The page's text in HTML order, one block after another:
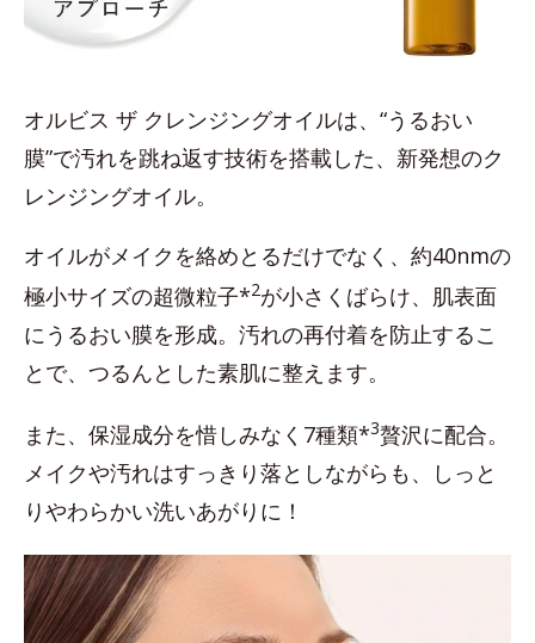
オルビス ザ クレンジングオイルは、“うるおい
膜”で汚れを跳ね返す技術を搭載した、新発想のク
レンジングオイル。
オイルがメイクを絡めとるだけでなく、約40nmの
極小サイズの超微粒子*2が小さくばらけ、肌表面
にうるおい膜を形成。汚れの再付着を防止するこ
とで、つるんとした素肌に整えます。
また、保湿成分を惜しみなく7種類*3贅沢に配合。
メイクや汚れはすっきり落としながらも、しっと
りやわらかい洗いあがりに！